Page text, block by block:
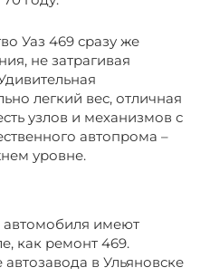
Уаз 469 сразу же
не затрагивая
легкий вес, отличная
узлов и механизмов с
автопрома –
уровне.
автомобиля имеют
как ремонт 469.
в Ульяновске